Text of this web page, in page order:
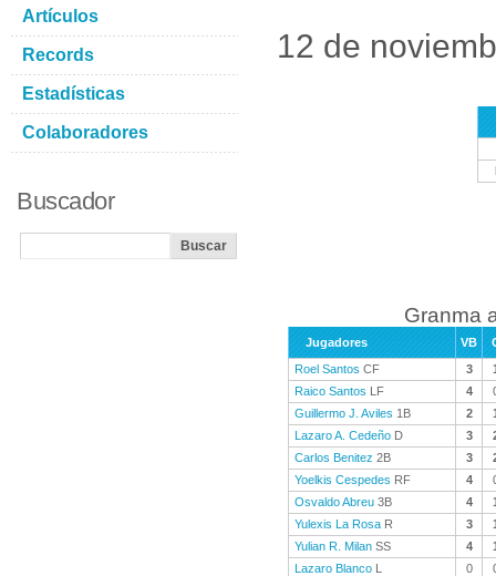
12 de
Granma
Jugadores VB
Roel Santos CF 3
Raico Santos LF 4
Guillermo J. Aviles 1B 2
Lazaro A. Cedeño D 3
Carlos Benitez 2B 3
Yoelkis Cespedes RF 4
Osvaldo Abreu 3B 4
Yulexis La Rosa R 3
Yulian R. Milan SS 4
Lazaro Blanco L 0
Artículos
Records
Estadísticas
Colaboradores
Buscador